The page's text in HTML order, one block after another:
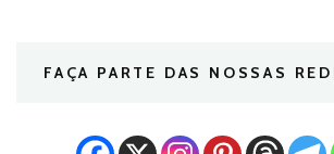
FAÇA PARTE DAS NOSSAS